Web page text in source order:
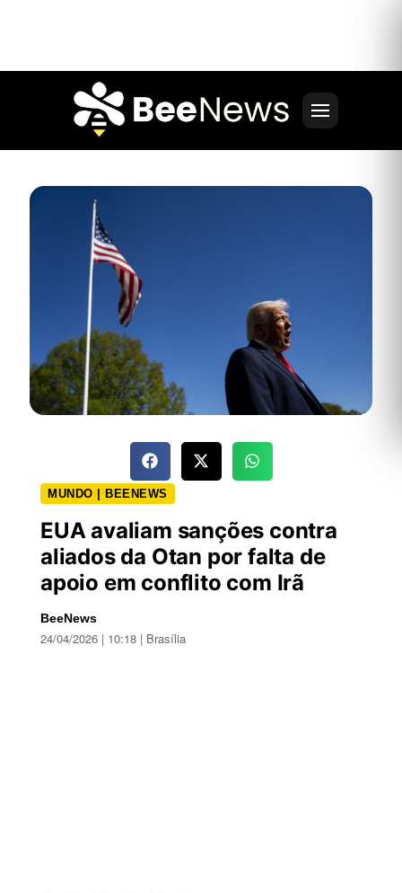
MUNDO | BEENEWS
EUA avaliam sanções contra
aliados da Otan por falta de
apoio em conflito com Irã
BeeNews
24/04/2026 | 10:18 | Brasília